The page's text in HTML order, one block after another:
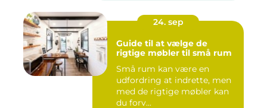
24. sep
Guide til at vælge de
rigtige møbler til små rum
Små rum kan være en
udfordring at indrette, men
med de rigtige møbler kan
du forv...